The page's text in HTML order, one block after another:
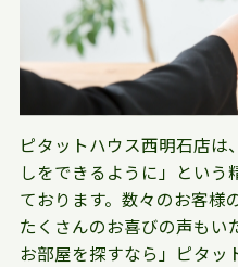
ピタットハウス西明石店は
しをできるように」という
ております。数々のお客様
たくさんのお喜びの声もい
お部屋を探すなら」ピタッ